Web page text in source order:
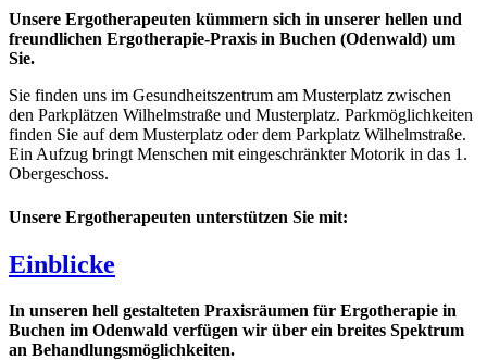
Unsere Ergotherapeuten kümmern sich in unserer hellen und
freundlichen Ergotherapie-Praxis in Buchen (Odenwald) um
Sie.
Sie finden uns im Gesundheitszentrum am Musterplatz zwischen
den Parkplätzen Wilhelmstraße und Musterplatz. Parkmöglichkeiten
finden Sie auf dem Musterplatz oder dem Parkplatz Wilhelmstraße.
Ein Aufzug bringt Menschen mit eingeschränkter Motorik in das 1.
Obergeschoss.
Unsere Ergotherapeuten unterstützen Sie mit:
Einblicke
In unseren hell gestalteten Praxisräumen für Ergotherapie in
Buchen im Odenwald verfügen wir über ein breites Spektrum
an Behandlungsmöglichkeiten.